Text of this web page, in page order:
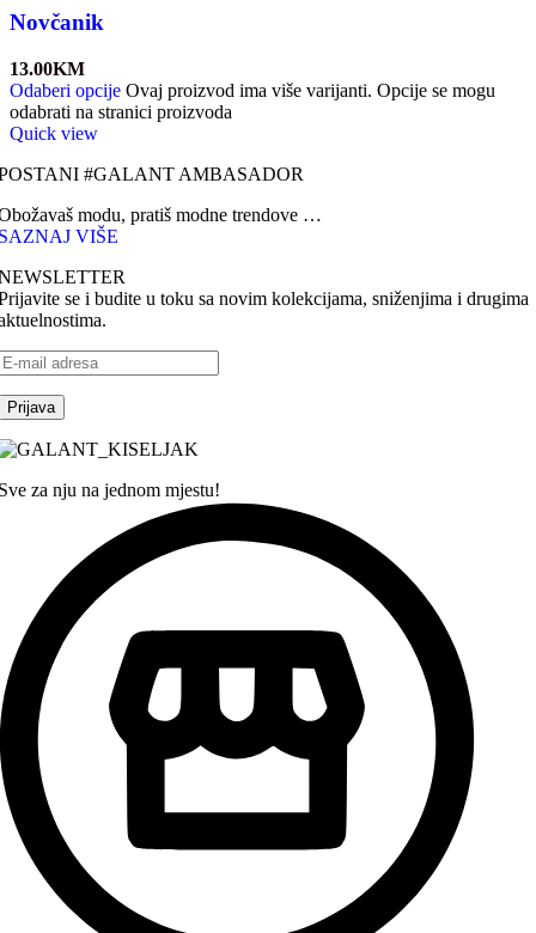
Novčanik
13.00KM
Odaberi opcije Ovaj proizvod ima više varijanti. Opcije se mogu
odabrati na stranici proizvoda
Quick view
#GALANT AMBASADOR
modu, pratiš modne trendove …
VIŠE
se i budite u toku sa novim kolekcijama, sniženjima i drugima
za nju na jednom mjestu!